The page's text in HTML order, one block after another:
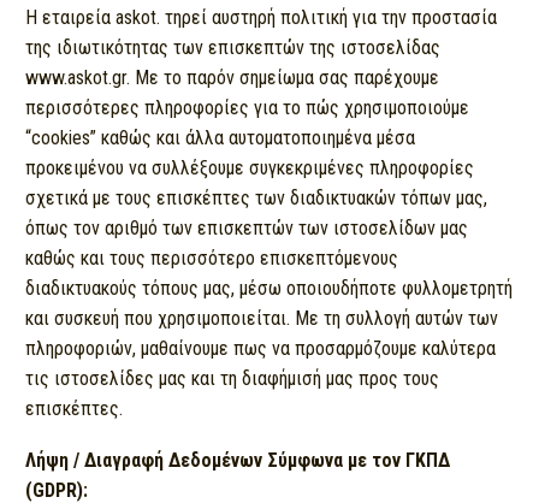
Η εταιρεία askot. τηρεί αυστηρή πολιτική για την προστασία
της ιδιωτικότητας των επισκεπτών της ιστοσελίδας
www.askot.gr. Με το παρόν σημείωμα σας παρέχουμε
περισσότερες πληροφορίες για το πώς χρησιμοποιούμε
“cookies” καθώς και άλλα αυτοματοποιημένα μέσα
προκειμένου να συλλέξουμε συγκεκριμένες πληροφορίες
σχετικά με τους επισκέπτες των διαδικτυακών τόπων μας,
όπως τον αριθμό των επισκεπτών των ιστοσελίδων μας
καθώς και τους περισσότερο επισκεπτόμενους
διαδικτυακούς τόπους μας, μέσω οποιουδήποτε φυλλομετρητή
και συσκευή που χρησιμοποιείται. Με τη συλλογή αυτών των
πληροφοριών, μαθαίνουμε πως να προσαρμόζουμε καλύτερα
τις ιστοσελίδες μας και τη διαφήμισή μας προς τους
επισκέπτες.
Λήψη / Διαγραφή Δεδομένων Σύμφωνα με τον ΓΚΠΔ
(GDPR):